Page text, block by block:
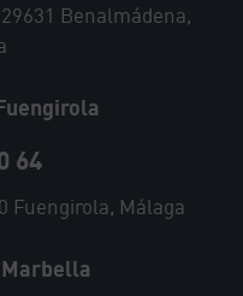
Benalmádena,
64
Fuengirola, Málaga